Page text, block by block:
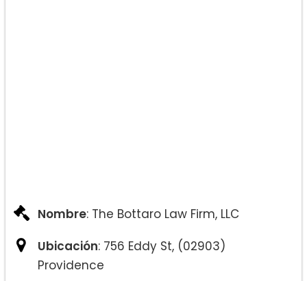
Nombre: The Bottaro Law Firm, LLC
Ubicación: 756 Eddy St, (02903)
Providence